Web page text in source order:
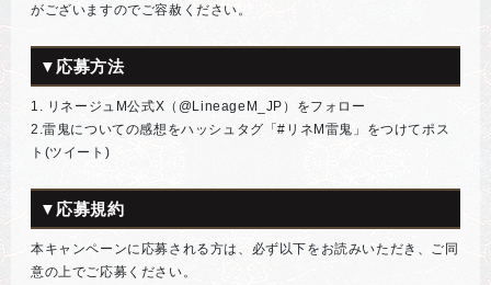
がございますのでご容赦ください。
▼応募方法
1. リネージュM公式X（@LineageM_JP）をフォロー
2.雷鬼についての感想をハッシュタグ「#リネM雷鬼」をつけてポス
ト(ツイート)
▼応募規約
本キャンペーンに応募される方は、必ず以下をお読みいただき、ご同
意の上でご応募ください。